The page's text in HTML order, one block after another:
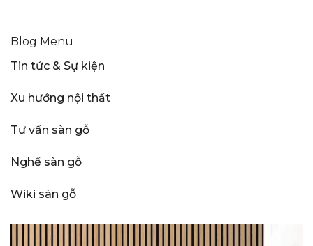
Blog Menu
Tin tức & Sự kiện
Xu hướng nội thất
Tư vấn sàn gỗ
Nghề sàn gỗ
Wiki sàn gỗ